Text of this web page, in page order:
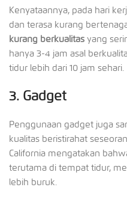
Kenyataannya, pada hari
dan terasa kurang
kurang berkualitas yang
hanya 3-4 jam asal
tidur lebih dari 10 jam sehari.
3. Gadget
Penggunaan gadget juga
kualitas beristirahat
California mengatakan
terutama di tempat tidur,
lebih buruk.